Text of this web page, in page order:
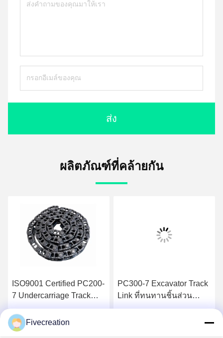
ส่ง
ผลิตภัณฑ์ที่คล้ายกัน
ISO9001 Certified PC200-
7 Undercarriage Track
Link สำหรับ Bulldozer
PC300-7 Excavator Track
Link ที่ทนทานชิ้นส่วน
อุปกรณ์ก่อสร้างที่กำหนด
Fivecreation